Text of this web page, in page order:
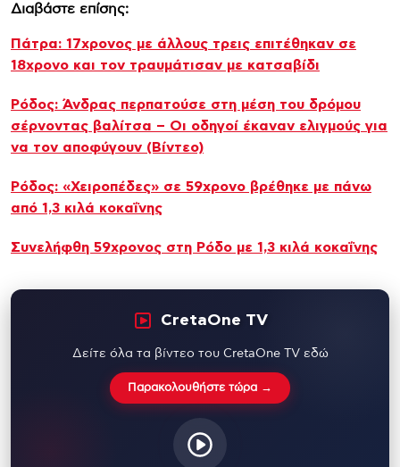
Διαβάστε επίσης:
Πάτρα: 17χρονος με άλλους τρεις επιτέθηκαν σε
18χρονο και τον τραυμάτισαν με κατσαβίδι
Ρόδος: Άνδρας περπατούσε στη μέση του δρόμου
σέρνοντας βαλίτσα – Οι οδηγοί έκαναν ελιγμούς για
να τον αποφύγουν (Βίντεο)
Ρόδος: «Χειροπέδες» σε 59χρονο βρέθηκε με πάνω
από 1,3 κιλά κοκαΐνης
Συνελήφθη 59χρονος στη Ρόδο με 1,3 κιλά κοκαΐνης
CretaOne TV
Δείτε όλα τα βίντεο του CretaOne TV εδώ
Παρακολουθήστε τώρα →